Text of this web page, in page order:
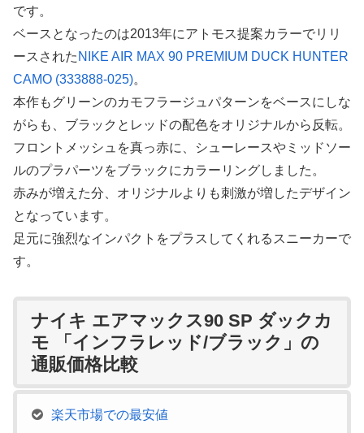
です。
ベースとなったのは2013年にアトモス提案カラーでリリ
ースされた NIKE AIR MAX 90 PREMIUM DUCK HUNTER
CAMO (333888-025)。
本作もグリーンのカモフラージュパターンをベースにしな
がらも、ブラックとレッドの配色をオリジナルから反転。
フロントメッシュを真っ赤に、シューレースやミッドソー
ルのプラパーツをブラックにカラーリングしました。
赤みが増えた分、オリジナルよりも刺激が増したデザイン
となっています。
足元に強烈なインパクトをプラスしてくれるスニーカーで
す。
ナイキ エアマックス90 SP ダックカ
モ 「インフラレッド/ブラック」の
通販価格比較
楽天市場での最安値